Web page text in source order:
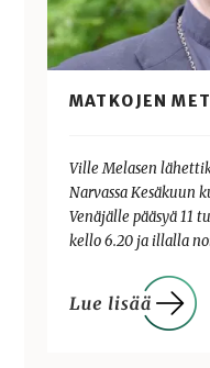
MATKOJEN
Ville Melasen
Narvassa Kesäkuun
Venäjälle pääsyä 11
kello 6.20 ja illalla